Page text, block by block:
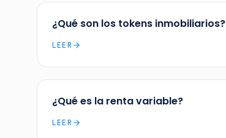
¿Qué son los tokens inmobiliarios?
LEER
¿Qué es la renta variable?
LEER